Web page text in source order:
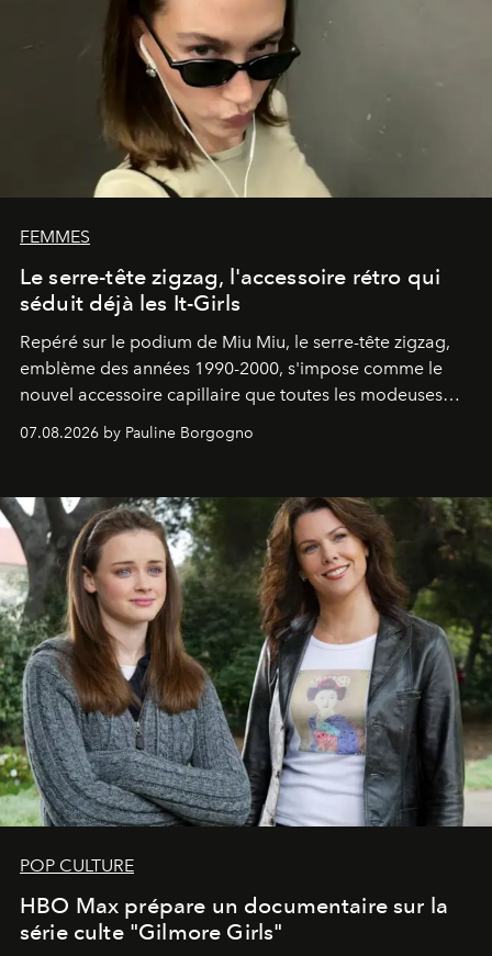
FEMMES
Le serre-tête zigzag, l'accessoire rétro qui
séduit déjà les It-Girls
Repéré sur le podium de Miu Miu, le serre-tête zigzag,
emblème des années 1990-2000, s'impose comme le
nouvel accessoire capillaire que toutes les modeuses
07.08.2026 by Pauline Borgogno
POP CULTURE
HBO Max prépare un documentaire sur la
série culte "Gilmore Girls"